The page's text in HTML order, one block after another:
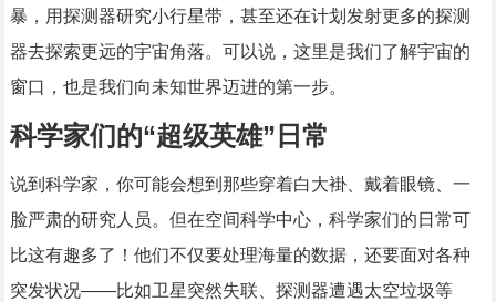
暴，用探测器研究小行星带，甚至还在计划发射更多的探测
器去探索更远的宇宙角落。可以说，这里是我们了解宇宙的
窗口，也是我们向未知世界迈进的第一步。
科学家们的“超级英雄”日常
说到科学家，你可能会想到那些穿着白大褂、戴着眼镜、一
脸严肃的研究人员。但在空间科学中心，科学家们的日常可
比这有趣多了！他们不仅要处理海量的数据，还要面对各种
突发状况——比如卫星突然失联、探测器遭遇太空垃圾等